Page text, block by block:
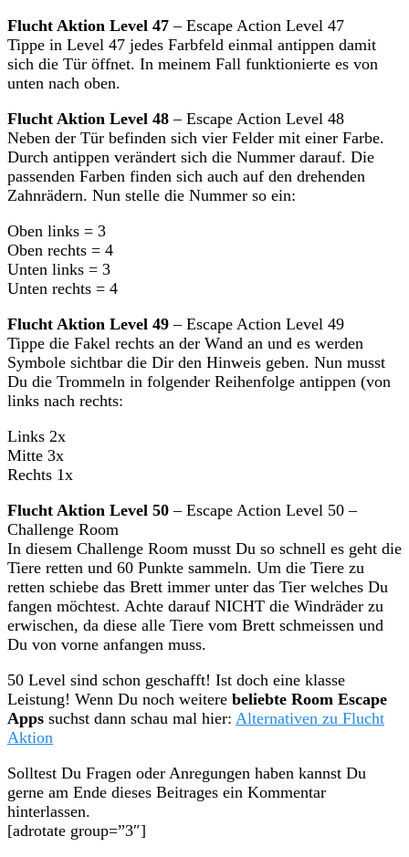
Flucht Aktion Level 47 – Escape Action Level 47
Tippe in Level 47 jedes Farbfeld einmal antippen damit
sich die Tür öffnet. In meinem Fall funktionierte es von
unten nach oben.
Flucht Aktion Level 48 – Escape Action Level 48
Neben der Tür befinden sich vier Felder mit einer Farbe.
Durch antippen verändert sich die Nummer darauf. Die
passenden Farben finden sich auch auf den drehenden
Zahnrädern. Nun stelle die Nummer so ein:
Oben links = 3
Oben rechts = 4
Unten links = 3
Unten rechts = 4
Flucht Aktion Level 49 – Escape Action Level 49
Tippe die Fakel rechts an der Wand an und es werden
Symbole sichtbar die Dir den Hinweis geben. Nun musst
Du die Trommeln in folgender Reihenfolge antippen (von
links nach rechts:
Links 2x
Mitte 3x
Rechts 1x
Flucht Aktion Level 50 – Escape Action Level 50 –
Challenge Room
In diesem Challenge Room musst Du so schnell es geht die
Tiere retten und 60 Punkte sammeln. Um die Tiere zu
retten schiebe das Brett immer unter das Tier welches Du
fangen möchtest. Achte darauf NICHT die Windräder zu
erwischen, da diese alle Tiere vom Brett schmeissen und
Du von vorne anfangen muss.
50 Level sind schon geschafft! Ist doch eine klasse
Leistung! Wenn Du noch weitere beliebte Room Escape
Apps suchst dann schau mal hier: Alternativen zu Flucht
Aktion
Solltest Du Fragen oder Anregungen haben kannst Du
gerne am Ende dieses Beitrages ein Kommentar
hinterlassen.
[adrotate group=”3″]